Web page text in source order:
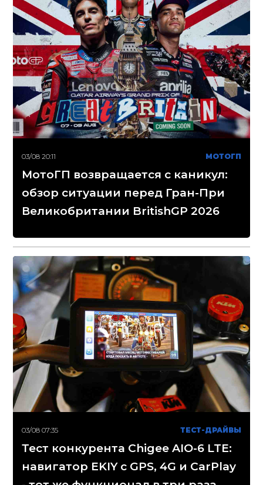
03/08 20:11 МОТОГП
МотоГП возвращается с каникул:
обзор ситуации перед Гран-При
Великобритании BritishGP 2026
03/08 07:35 ТЕСТ-ДРАЙВЫ
Тест конкурента Chigee AIO-6 LTE:
навигатор EKIY с GPS, 4G и CarPlay